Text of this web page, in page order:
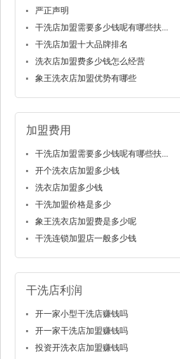
严正声明
干洗店加盟需要多少钱呢有哪些扶...
干洗店加盟十大品牌排名
洗衣店加盟费多少钱怎么经营
象王洗衣店加盟优势有哪些
加盟费用
干洗店加盟需要多少钱呢有哪些扶...
开个洗衣店加盟多少钱
洗衣店加盟多少钱
干洗加盟价格是多少
象王洗衣店加盟费是多少呢
干洗连锁加盟店一般多少钱
干洗店利润
开一家小型干洗店赚钱吗
开一家干洗店加盟赚钱吗
投资开洗衣店加盟赚钱吗